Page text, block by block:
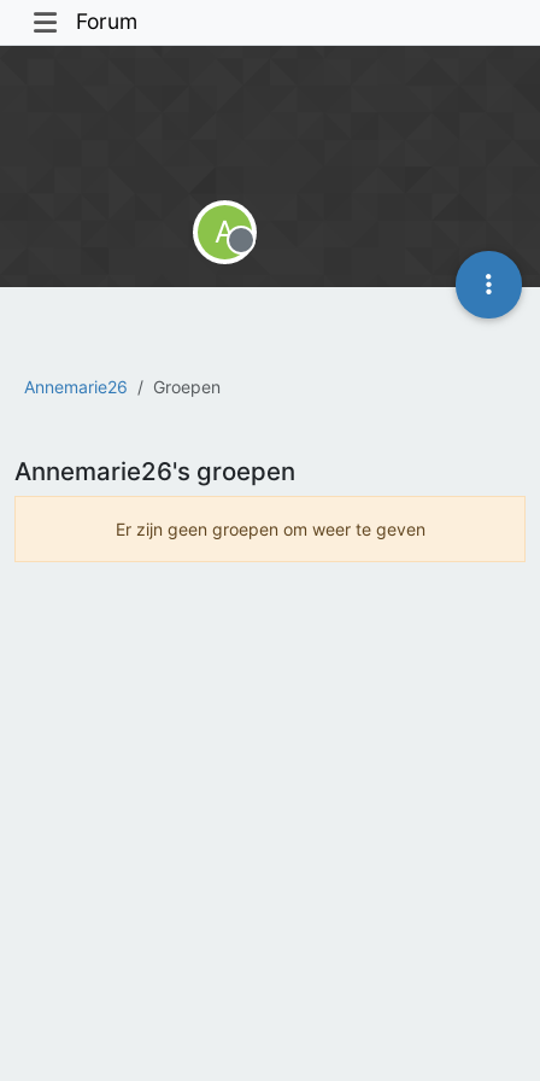
Forum
Annemarie26 Groepen
A
Offline
Annemarie26's groepen
Er zijn geen groepen om weer te geven